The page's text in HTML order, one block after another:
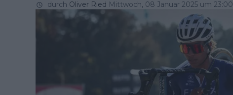
durch Oliver Ried Mittwoch, 08 Januar 2025 um 23:00